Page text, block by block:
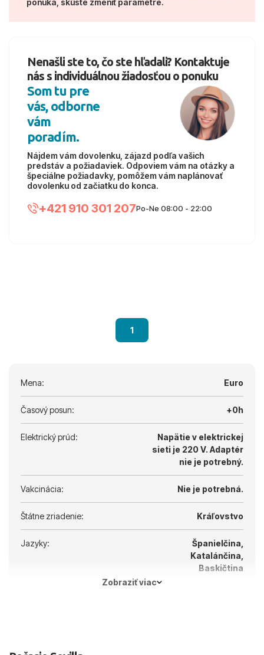
ponuka, skúste zmeniť parametre.
Nenašli ste to, čo ste hľadali? Kontaktuje
nás s individuálnou žiadosťou o ponuku
Som tu pre
vás, odborne
vám
poradím.
Nájdem vám dovolenku, zájazd podľa vašich
predstáv a požiadaviek. Odpoviem vám na otázky a
špeciálne požiadavky, pomôžem vám naplánovať
dovolenku od začiatku do konca.
+421 910 301 207Po-Ne 08:00 - 22:00
1
Mena: Euro
Časový posun: +0h
Elektrický prúd:
Napätie v elektrickej
sieti je 220 V. Adaptér
nie je potrebný.
Vakcinácia: Nie je potrebná.
Štátne zriadenie: Kráľovstvo
Jazyky:
Španielčina,
Katalánčina,
Baskičtina
Zobraziť viac